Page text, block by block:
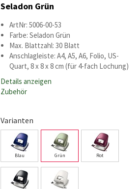
Seladon Grün
ArtNr: 5006-00-53
Farbe: Seladon Grün
Max. Blattzahl: 30 Blatt
Anschlagleiste: A4, A5, A6, Folio, US-
Quart, 8 x 8 x 8 cm (für 4-fach Lochung)
Details anzeigen
Zubehör
Varianten
Blau Grün Rot